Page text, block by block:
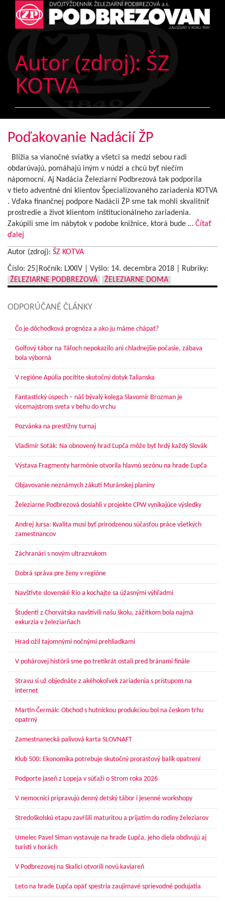
Autor (zdroj): ŠZ
KOTVA
Poďakovanie Nadácií ŽP
Blížia sa vianočné sviatky a všetci sa medzi sebou radi
obdarúvajú, pomáhajú iným v núdzi a chcú byť niečím
nápomocní. Aj Nadácia Železiarní Podbrezová tak podporila
v tieto adventné dni klientov Špecializovaného zariadenia KOTVA
. Vďaka finančnej podpore Nadácii ŽP sme tak mohli skvalitniť
prostredie a život klientom inštitucionálneho zariadenia.
Zakúpili sme im nábytok v podobe knižnice, ktorá bude … Čítať
ďalej
Autor (zdroj): ŠZ KOTVA
Číslo: 25|Ročník: LXXIV | Vyšlo: 14. decembra 2018
Rubriky:
ŽELEZIARNE PODBREZOVÁ
ŽELEZIARNE DOMA
ODPORÚČANÉ ČLÁNKY
Čo je dôchodková prognóza a ako ju máme chápať?
Golfový tábor na Táľoch nepokazilo ani chladnejšie počasie, zábava
bola výborná
V regióne Apúlia pocítite skutočný dotyk Talianska
Fantastický úspech – náš bývalý kolega Slavomír Brozman je
vicemajstrom sveta v behu do vrchu
Pozvánka na prestížny turnaj
Vladimír Soták: Na obnovený hrad Ľupča môže byť hrdý každý Slovák
Výstava Fragmenty harmónie otvorila hlavnú sezónu na hrade Ľupča
Objavovanie neznámych zákutí Muránskej planiny
Železiarne Podbrezová dosiahli v projekte CPW vynikajúce výsledky
Andrej Jursa: Kvalita musí byť prirodzenou súčasťou práce všetkých
zamestnancov
Záchranári s novým ultrazvukom
Dobrá správa pre ženy v regióne
Navštívte slovenské Rio a kochajte sa úžasnými výhľadmi
Študenti z Chorvátska navštívili našu školu, zážitkom bola najmä
exkurzia v železiarňach
Hrad ožil tajomnými nočnými prehliadkami
V pohárovej histórii sme po tretíkrát ostali pred bránami finále
Stravu si už objednáte z akéhokoľvek zariadenia s prístupom na
internet
Martin Čermák: Obchod s hutníckou produkciou bol na českom trhu
opatrný
Zamestnanecká palivová karta SLOVNAFT
Klub 500: Ekonomika potrebuje skutočný prorastový balík opatrení
Podporte jaseň z Lopeja v súťaži o Strom roka 2026
V nemocnici pripravujú denný detský tábor i jesenné workshopy
Stredoškolskú etapu zavŕšili maturitou a prijatím do rodiny železiarov
Umelec Pavel Siman vystavuje na hrade Ľupča, jeho diela obdivujú aj
turisti v horách
V Podbrezovej na Skalici otvorili novú kaviareň
Leto na hrade Ľupča opäť spestria zaujímavé sprievodné podujatia